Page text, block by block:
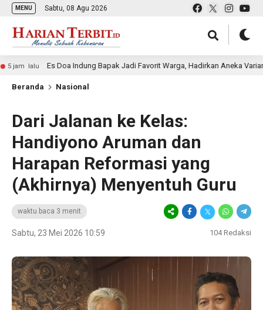
MENU Sabtu, 08 Agu 2026
Es Doa Indung Bapak Jadi Favorit Warga, Hadirkan Aneka Varian Es
Beranda Nasional
Dari Jalanan ke Kelas:
Handiyono Aruman dan
Harapan Reformasi yang
(Akhirnya) Menyentuh Guru
waktu baca 3 menit
Sabtu, 23 Mei 2026 10:59 104Redaksi